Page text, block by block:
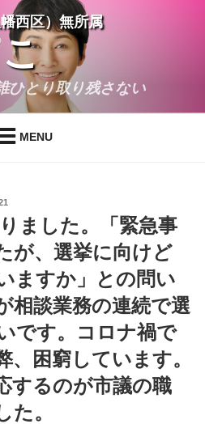
西区）無所属
ひとり取り残さない
MENU
ました。「緊急事
が、選挙に向けど
ますか」との問い
相談業務の連続で選
です。コロナ禍で
、困窮しています。
するのが市議の職
た。